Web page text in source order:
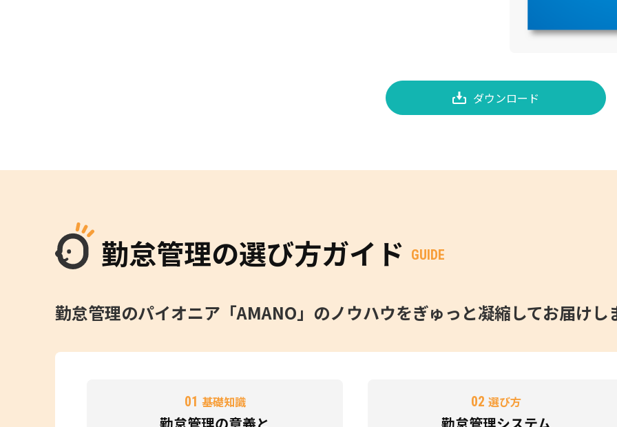
ダウンロード
勤怠管理の選び方ガイド GUIDE
勤怠管理のパイオニア「AMANO」のノウハウをぎゅっと凝縮してお届けし
01 基礎知識
勤怠管理の意義と
02 選び方
勤怠管理システム